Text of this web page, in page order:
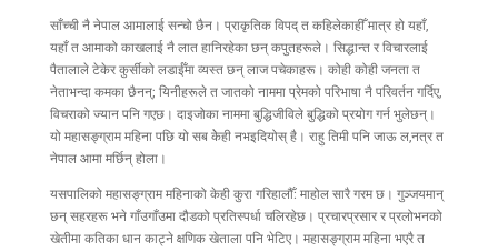
साँच्ची नै नेपाल आमालाई सन्चो छैन। प्राकृतिक विपद् त कहिलेकाहीँ मात्र हो यहाँ,
यहाँ त आमाको काखलाई नै लात हानिरहेका छन् कपुतहरूले। सिद्धान्त र विचारलाई
पैतालाले टेकेर कुर्सीको लडाईँमा व्यस्त छन् लाज पचेकाहरू। कोही कोही जनता त
नेताभन्दा कमका छैनन्; यिनीहरूले त जातको नाममा प्रेमको परिभाषा नै परिवर्तन गर्दिए,
विचराको ज्यान पनि गएछ। दाइजोका नाममा बुद्धिजीविले बुद्धिको प्रयोग गर्न भुलेछन्।
यो महासङ्ग्राम महिना पछि यो सब केेही नभइदियोस् है। राहु तिमी पनि जाऊ ल,नत्र त
नेपाल आमा मर्छिन् होला।
यसपालिको महासङ्ग्राम महिनाको केही कुरा गरिहालौँ: माहोल सारै गरम छ। गुञ्जयमान्
छन् सहरहरू भने गाँउगाँउमा दौडको प्रतिस्पर्धा चलिरहेछ। प्रचारप्रसार र प्रलोभनको
खेतीमा कतिका धान काट्ने क्षणिक खेताला पनि भेटिए। महासङ्ग्राम महिना भएरै त